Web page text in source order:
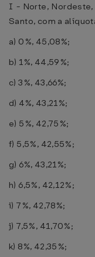
I - Norte,
Santo, com a
a) 0%, 45,08%;
b) 1%, 44,59%;
c) 3%, 43,66%;
d) 4%, 43,21%;
e) 5%, 42,75%;
f) 5,5%, 42,55%;
g) 6%, 43,21%;
h) 6,5%, 42,12%;
i) 7%, 42,78%;
j) 7,5%, 41,70%;
k) 8%, 42,35%;